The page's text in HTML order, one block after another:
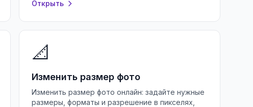
Открыть
📐
Изменить размер фото
Изменить размер фото онлайн: задайте нужные
размеры, форматы и разрешение в пикселях,